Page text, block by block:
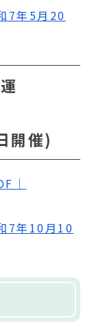
7年5月20
催)
｜
7年10月10